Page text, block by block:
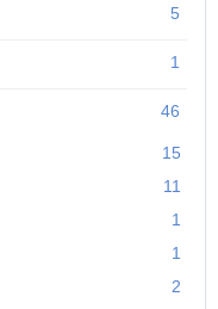
5
1
46
15
11
1
1
2